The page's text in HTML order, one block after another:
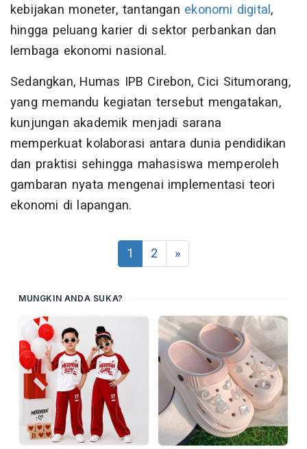
kebijakan moneter, tantangan ekonomi digital,
hingga peluang karier di sektor perbankan dan
lembaga ekonomi nasional.
Sedangkan, Humas IPB Cirebon, Cici Situmorang,
yang memandu kegiatan tersebut mengatakan,
kunjungan akademik menjadi sarana
memperkuat kolaborasi antara dunia pendidikan
dan praktisi sehingga mahasiswa memperoleh
gambaran nyata mengenai implementasi teori
ekonomi di lapangan.
1 2 »